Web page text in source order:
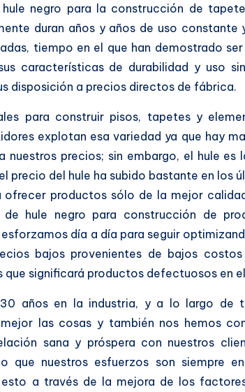
hule negro para la construcción de
duran años y años de uso constante
tiempo en el que han demostrado
características de durabilidad y uso
disposición a precios directos de fábrica.
para construir pisos, tapetes y
explotan esa variedad ya que hay
nuestros precios; sin embargo, el hule
precio del hule ha subido bastante en los
ofrecer productos sólo de la mejor
hule negro para construcción de
día a día para seguir
bajos provenientes de bajos
significará productos defectuosos en
años en la industria, y a lo largo de
las cosas y también nos hemos
sana y próspera con nuestros
que nuestros esfuerzos son siempre
a través de la mejora de los